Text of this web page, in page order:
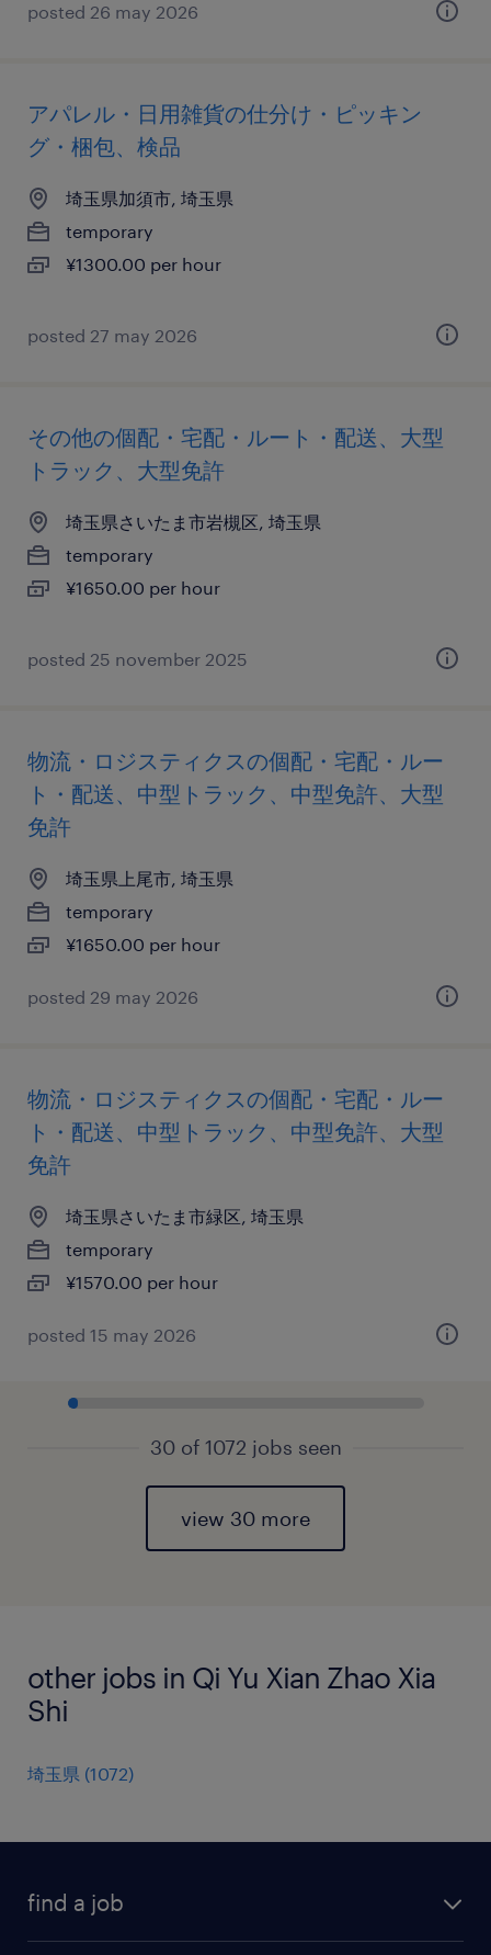
posted 26 may 2026
アパレル・日用雑貨の仕分け・ピッキン
グ・梱包、検品
埼玉県加須市, 埼玉県
temporary
¥1300.00 per hour
posted 27 may 2026
その他の個配・宅配・ルート・配送、大型
トラック、大型免許
埼玉県さいたま市岩槻区, 埼玉県
temporary
¥1650.00 per hour
posted 25 november 2025
物流・ロジスティクスの個配・宅配・ルー
ト・配送、中型トラック、中型免許、大型
免許
埼玉県上尾市, 埼玉県
temporary
¥1650.00 per hour
posted 29 may 2026
物流・ロジスティクスの個配・宅配・ルー
ト・配送、中型トラック、中型免許、大型
免許
埼玉県さいたま市緑区, 埼玉県
temporary
¥1570.00 per hour
posted 15 may 2026
30 of 1072 jobs seen
view 30 more
other jobs in Qi Yu Xian Zhao Xia
Shi
埼玉県 (1072)
find a job